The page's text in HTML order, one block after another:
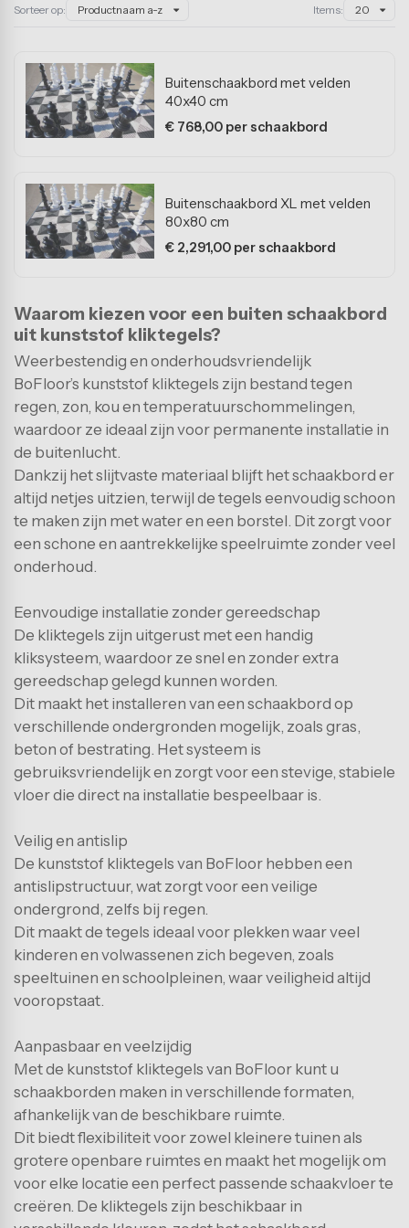
Sorteer op: Productnaam a-z Items: 20
Buitenschaakbord met velden
40x40 cm
€ 768,00 per schaakbord
Buitenschaakbord XL met velden
80x80 cm
€ 2,291,00 per schaakbord
Waarom kiezen voor een buiten schaakbord
uit kunststof kliktegels?
Weerbestendig en onderhoudsvriendelijk
BoFloor’s kunststof kliktegels zijn bestand tegen
regen, zon, kou en temperatuurschommelingen,
waardoor ze ideaal zijn voor permanente installatie in
de buitenlucht.
Dankzij het slijtvaste materiaal blijft het schaakbord er
altijd netjes uitzien, terwijl de tegels eenvoudig schoon
te maken zijn met water en een borstel. Dit zorgt voor
een schone en aantrekkelijke speelruimte zonder veel
onderhoud.
Eenvoudige installatie zonder gereedschap
De kliktegels zijn uitgerust met een handig
kliksysteem, waardoor ze snel en zonder extra
gereedschap gelegd kunnen worden.
Dit maakt het installeren van een schaakbord op
verschillende ondergronden mogelijk, zoals gras,
beton of bestrating. Het systeem is
gebruiksvriendelijk en zorgt voor een stevige, stabiele
vloer die direct na installatie bespeelbaar is.
Veilig en antislip
De kunststof kliktegels van BoFloor hebben een
antislipstructuur, wat zorgt voor een veilige
ondergrond, zelfs bij regen.
Dit maakt de tegels ideaal voor plekken waar veel
kinderen en volwassenen zich begeven, zoals
speeltuinen en schoolpleinen, waar veiligheid altijd
vooropstaat.
Aanpasbaar en veelzijdig
Met de kunststof kliktegels van BoFloor kunt u
schaakborden maken in verschillende formaten,
afhankelijk van de beschikbare ruimte.
Dit biedt flexibiliteit voor zowel kleinere tuinen als
grotere openbare ruimtes en maakt het mogelijk om
voor elke locatie een perfect passende schaakvloer te
creëren. De kliktegels zijn beschikbaar in
Kantoorvloeren
Sportvelden
Beursstandvloeren
Stalvloeren
ESD-vloeren
Onderwijsvloeren
Garagevloeren
Balkonvloeren
Slaapkamervloeren
Keukenvloeren
Voortenttegels
Niet zeker welke vloer?
Onze vakspecialisten helpen u graag.
on antislip
Eindkappen